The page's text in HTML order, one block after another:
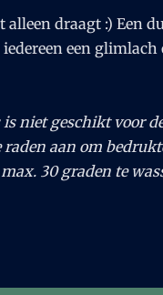
alleen draagt :) Een
een glimlach
is niet geschikt voor
raden aan om
30 graden te